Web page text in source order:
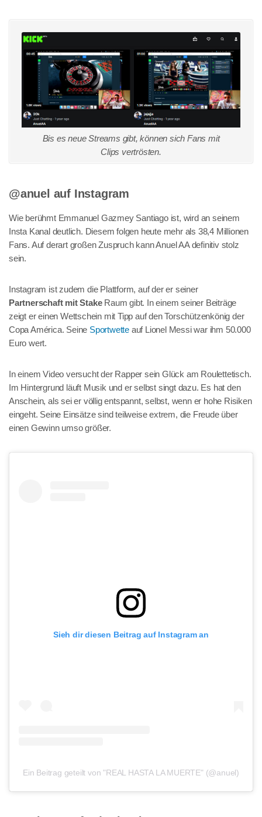
Bis es neue Streams gibt, können sich Fans mit
Clips vertrösten.
@anuel auf Instagram
Wie berühmt Emmanuel Gazmey Santiago ist, wird an seinem
Insta Kanal deutlich. Diesem folgen heute mehr als 38,4 Millionen
Fans. Auf derart großen Zuspruch kann Anuel AA definitiv stolz
sein.
Instagram ist zudem die Plattform, auf der er seiner
Partnerschaft mit StakeRaum gibt. In einem seiner Beiträge
zeigt er einen Wettschein mit Tipp auf den Torschützenkönig der
Copa América. Seine Sportwette auf Lionel Messi war ihm 50.000
Euro wert.
In einem Video versucht der Rapper sein Glück am Roulettetisch.
Im Hintergrund läuft Musik und er selbst singt dazu. Es hat den
Anschein, als sei er völlig entspannt, selbst, wenn er hohe Risiken
eingeht. Seine Einsätze sind teilweise extrem, die Freude über
einen Gewinn umso größer.
Sieh dir diesen Beitrag auf Instagram an
Ein Beitrag geteilt von "REAL HASTA LA MUERTE" (@anuel)